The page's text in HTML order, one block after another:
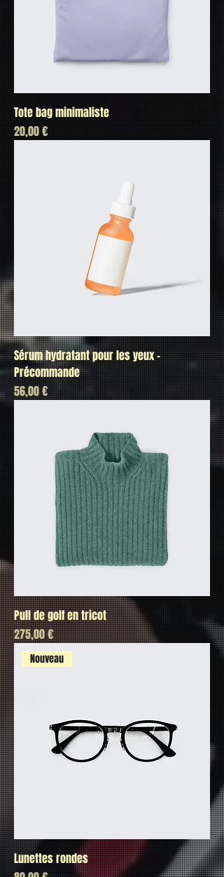
Tote bag minimaliste
Prix
20,00 €
Sérum hydratant pour les yeux -
Précommande
Prix
56,00 €
Pull de golf en tricot
Prix
275,00 €
Nouveau
Lunettes rondes